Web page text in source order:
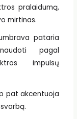
pralaidumą,
mirtinas.
pataria
pagal
impulsų
pat akcentuoja